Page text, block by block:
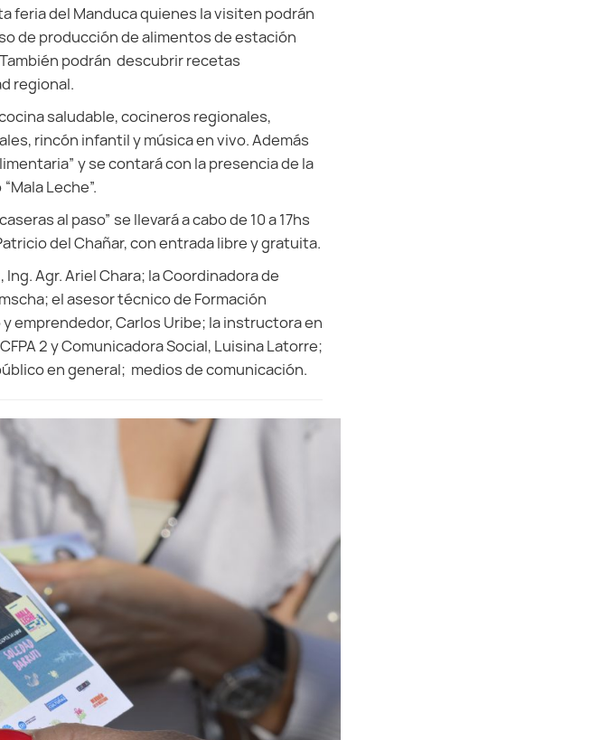
feria del Manduca quienes la visiten podrán
de producción de alimentos de estación
podrán descubrir recetas
regional.
saludable, cocineros regionales,
rincón infantil y música en vivo. Además
y se contará con la presencia de la
Leche”.
al paso” se llevará a cabo de 10 a 17hs
del Chañar, con entrada libre y gratuita.
Agr. Ariel Chara; la Coordinadora de
el asesor técnico de Formación
emprendedor, Carlos Uribe; la instructora en
2 y Comunicadora Social, Luisina Latorre;
en general; medios de comunicación.